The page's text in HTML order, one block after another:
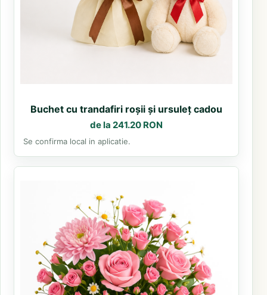
Buchet cu trandafiri roșii și ursuleț cadou
de la 241.20 RON
Se confirma local in aplicatie.